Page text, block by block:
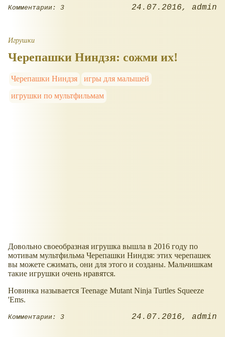
Комментарии: 3 24.07.2016 admin
Игрушки
Черепашки Ниндзя: сожми их!
Черепашки Ниндзя
игры для малышей
игрушки по мультфильмам
Довольно своеобразная игрушка вышла в 2016 году по
мотивам мультфильма Черепашки Ниндзя: этих черепашек
вы можете сжимать, они для этого и созданы. Мальчишкам
такие игрушки очень нравятся.
Новинка называется Teenage Mutant Ninja Turtles Squeeze
'Ems.
Комментарии: 3 24.07.2016 admin